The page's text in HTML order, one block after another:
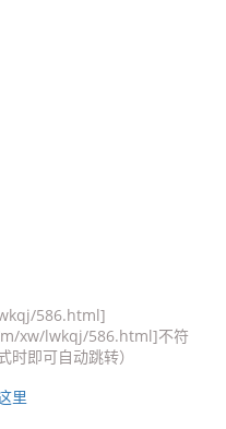
586.html]
xw/lwkqj/586.html]不符
即可自动跳转）
里